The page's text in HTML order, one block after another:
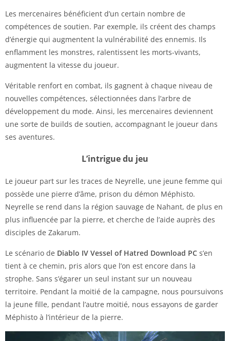
Les mercenaires bénéficient d’un certain nombre de
compétences de soutien. Par exemple, ils créent des champs
d’énergie qui augmentent la vulnérabilité des ennemis. Ils
enflamment les monstres, ralentissent les morts-vivants,
augmentent la vitesse du joueur.
Véritable renfort en combat, ils gagnent à chaque niveau de
nouvelles compétences, sélectionnées dans l’arbre de
développement du mode. Ainsi, les mercenaires deviennent
une sorte de builds de soutien, accompagnant le joueur dans
ses aventures.
L’intrigue du jeu
Le joueur part sur les traces de Neyrelle, une jeune femme qui
possède une pierre d’âme, prison du démon Méphisto.
Neyrelle se rend dans la région sauvage de Nahant, de plus en
plus influencée par la pierre, et cherche de l’aide auprès des
disciples de Zakarum.
Le scénario de Diablo IV Vessel of Hatred Download PC s’en
tient à ce chemin, pris alors que l’on est encore dans la
strophe. Sans s’égarer un seul instant sur un nouveau
territoire. Pendant la moitié de la campagne, nous poursuivons
la jeune fille, pendant l’autre moitié, nous essayons de garder
Méphisto à l’intérieur de la pierre.